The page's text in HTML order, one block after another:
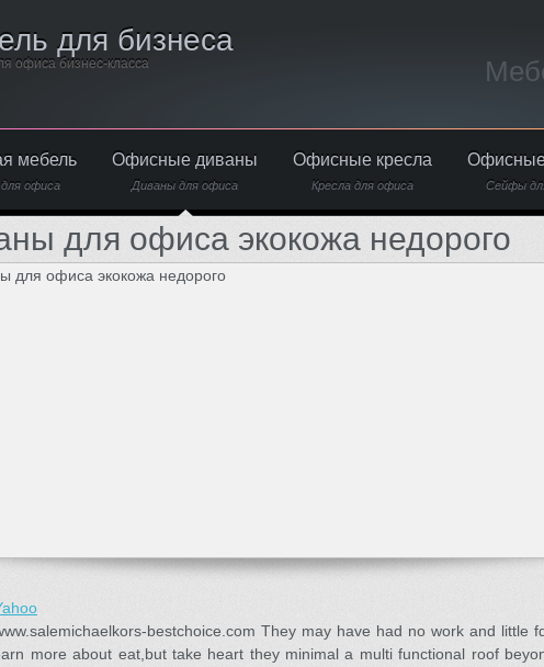
для бизнеса
офиса бизнес-класса
мебель
офиса
Офисные диваны
Диваны для офиса
Офисные кресла
Кресла для офиса Сейфы
для офиса экокожа недорого
bestchoice.com They may have had no work and little
more about eat,but take heart they minimal a multi functional roof